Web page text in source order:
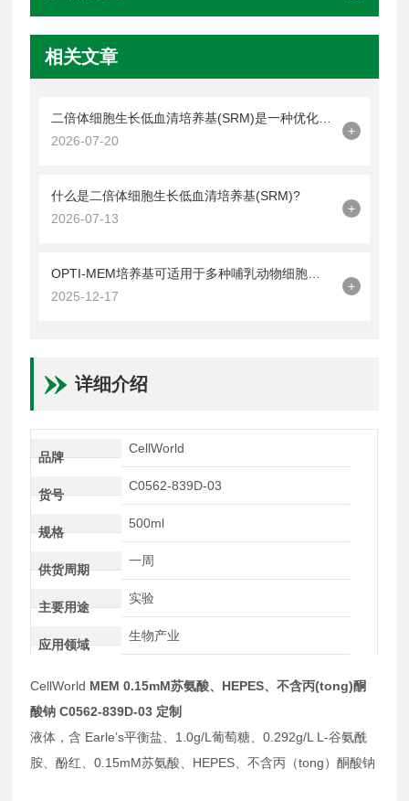
相关文章
2026-07-20
+
什么是二倍体细胞生长低血清培养基(SRM)?
2026-07-13
+
2025-12-17
+
详细介绍
品牌
CellWorld
货号
C0562-839D-03
规格
500ml
供货周期
一周
主要用途
实验
应用领域
生物产业
CellWorld MEM 0.15mM苏氨酸、HEPES、不含丙(tong)酮
酸钠 C0562-839D-03 定制
液体，含 Earle’s平衡盐、1.0g/L葡萄糖、0.292g/L L-谷氨酰
胺、酚红、0.15mM苏氨酸、HEPES、不含丙（tong）酮酸钠